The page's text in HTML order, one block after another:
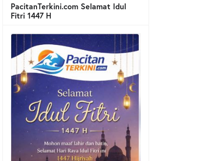
PacitanTerkini.com Selamat Idul
Fitri 1447 H